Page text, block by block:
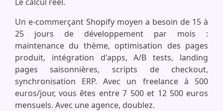
Un e-commerçant Shopify moyen a besoin de 15 à
25 jours de développement par mois :
maintenance du thème, optimisation des pages
produit, intégration d'apps, A/B tests, landing
pages saisonnières, scripts de checkout,
synchronisation ERP. Avec un freelance à 500
euros/jour, vous êtes entre 7 500 et 12 500 euros
mensuels. Avec une agence, doublez.